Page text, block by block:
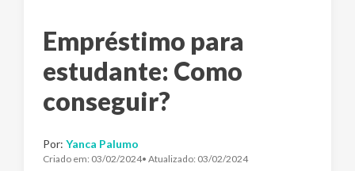
Empréstimo para
estudante: Como
conseguir?
Por: Yanca Palumo
Criado em: 03/02/2024• Atualizado: 03/02/2024